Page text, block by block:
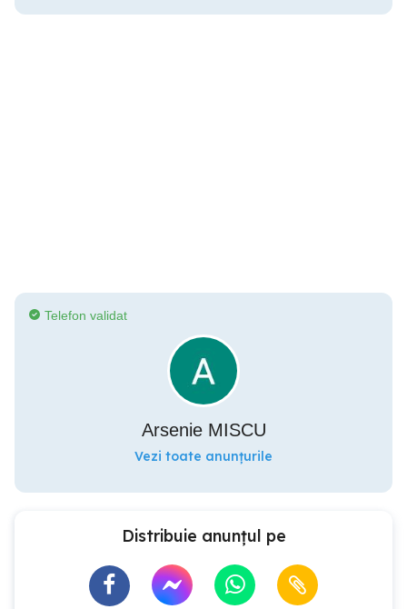
Telefon validat
Arsenie MISCU
Vezi toate anunțurile
Distribuie anunțul pe